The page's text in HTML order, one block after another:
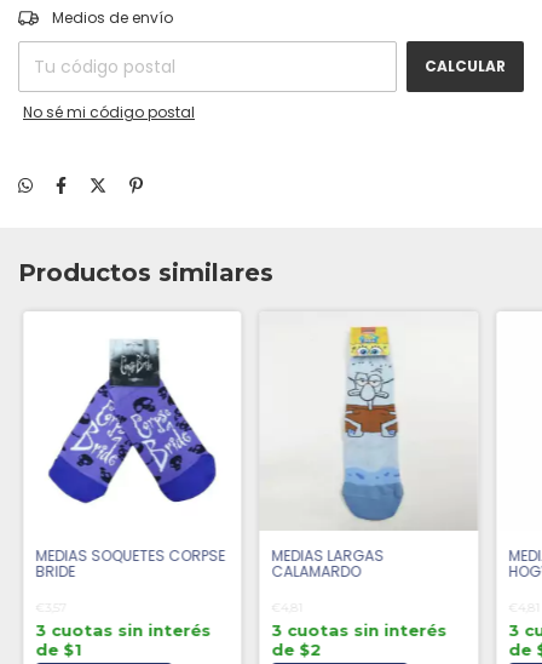
Entregas para el CP:
Medios de envío
CALCULAR
No sé mi código postal
Productos similares
MEDIAS SOQUETES CORPSE
BRIDE
€3,57
3 cuotas sin interés
de $1
MEDIAS LARGAS
CALAMARDO
€4,81
3 cuotas sin interés
de $2
€4,81
3
de